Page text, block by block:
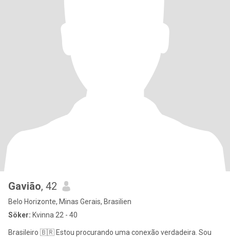
Gavião, 42
Belo Horizonte, Minas Gerais, Brasilien
Söker: Kvinna 22 - 40
Brasileiro 🇧🇷 Estou procurando uma conexão verdadeira. Sou